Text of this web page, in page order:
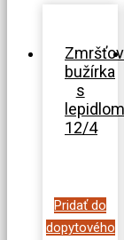
bužírka
s
lepidlom
12/4
Pridať do
dopytového